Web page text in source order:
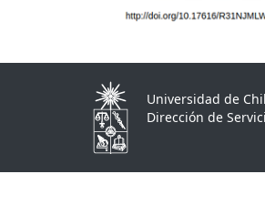
Universidad de
Dirección de